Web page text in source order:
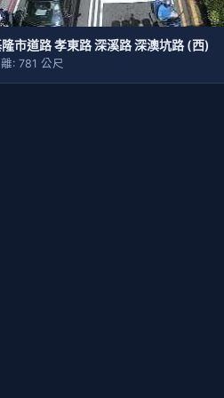
市道路 孝東路 深溪路 深澳坑路 (西)
: 781 公尺